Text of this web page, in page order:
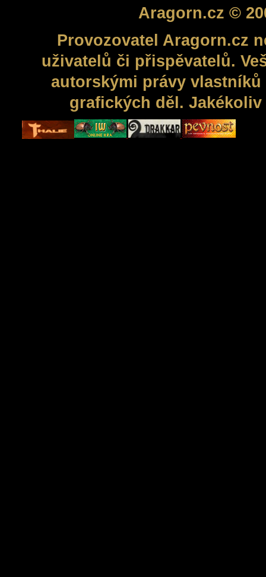
Aragorn.cz ©
Provozovatel Aragorn.cz
uživatelů či přispěvatelů.
autorskými právy
grafických děl.